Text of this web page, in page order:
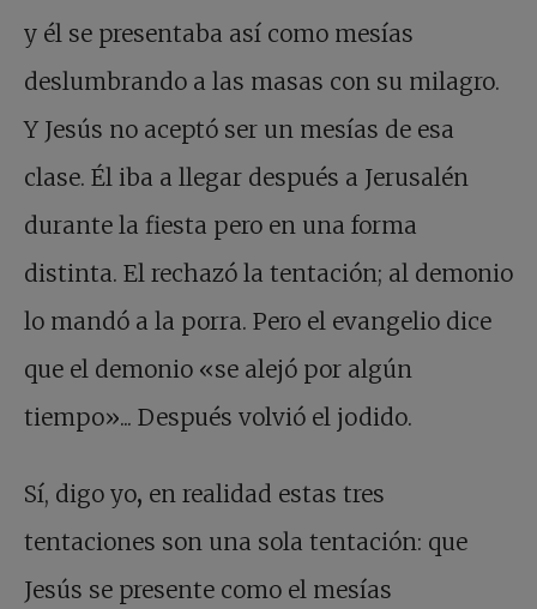
y él se presentaba así como mesías
deslumbrando a las masas con su milagro.
Y Jesús no aceptó ser un mesías de esa
clase. Él iba a llegar después a Jerusalén
durante la fiesta pero en una forma
distinta. El rechazó la tentación; al demonio
lo mandó a la porra. Pero el evangelio dice
que el demonio «se alejó por algún
tiempo»... Después volvió el jodido.
Sí, digo yo, en realidad estas tres
tentaciones son una sola tentación: que
Jesús se presente como el mesías